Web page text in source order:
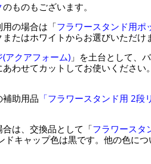
のものもございます。
の場合は「フラワースタンド用ポ
たはホワイトからお選びいただけ
アクアフォーム) 」を土台として、
わせてカットしてお使いください
助用品 「フラワースタンド用 2段
は、交換品として「フラワースタ
キャップ色は黒です。他の色につ